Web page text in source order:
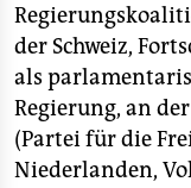
der Schweiz,
als
Regierung, an
(Partei für die
Niederlanden,